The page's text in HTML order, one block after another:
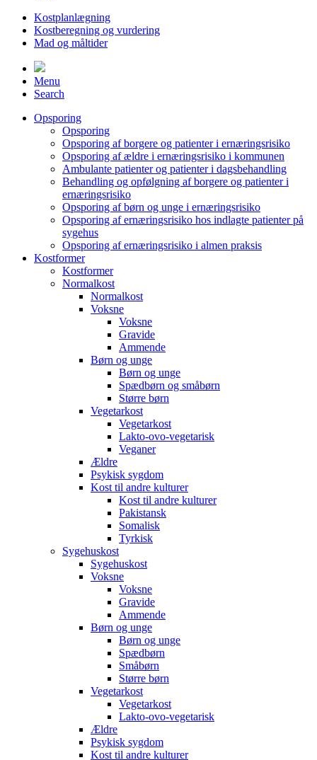
Kostplanlægning
Kostberegning og vurdering
Mad og måltider
Menu
Search
Opsporing
Opsporing
Opsporing af borgere og patienter i ernæringsrisiko
Opsporing af ældre i ernæringsrisiko i kommunen
Ambulante patienter og patienter i dagsbehandling
Behandling og opfølgning af borgere og patienter i
ernæringsrisiko
Opsporing af børn og unge i ernæringsrisiko
Opsporing af ernæringsrisiko hos indlagte patienter på
sygehus
Opsporing af ernæringsrisiko i almen praksis
Kostformer
Kostformer
Normalkost
Normalkost
Voksne
Voksne
Gravide
Ammende
Børn og unge
Børn og unge
Spædbørn og småbørn
Større børn
Vegetarkost
Vegetarkost
Lakto-ovo-vegetarisk
Veganer
Ældre
Psykisk sygdom
Kost til andre kulturer
Kost til andre kulturer
Pakistansk
Somalisk
Tyrkisk
Sygehuskost
Sygehuskost
Voksne
Voksne
Gravide
Ammende
Børn og unge
Børn og unge
Spædbørn
Småbørn
Større børn
Vegetarkost
Vegetarkost
Lakto-ovo-vegetarisk
Ældre
Psykisk sygdom
Kost til andre kulturer